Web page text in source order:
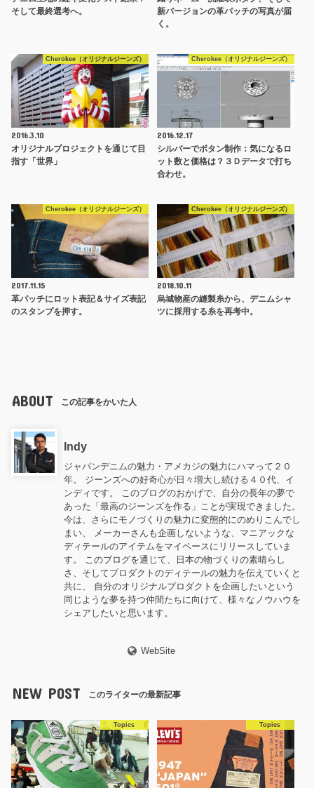
そして最終選考へ。
新バージョンの革パッチの写真が届
く。
Cherokee（オリジナルジーンズ）
2016.3.10
オリジナルプロジェクトを通じて目
指す「世界」
Cherokee（オリジナルジーンズ）
2016.12.17
シルバーでボタン制作：気になるロ
ット数と価格は？３Ｄデータで打ち
合わせ。
Cherokee（オリジナルジーンズ）
2017.11.15
革パッチにロット表記＆サイズ表記
のスタンプを押す。
Cherokee（オリジナルジーンズ）
2018.10.11
烏城物産の縫製糸から、デニムシャ
ツに採用する糸を再考中。
ABOUT この記事をかいた人
Indy
ジャパンデニムの魅力・アメカジの魅力にハマって２０
年。 ジーンズへの好奇心が日々増大し続ける４０代、イ
ンディです。 このブログのおかげで、自分の長年の夢で
あった「最高のジーンズを作る」ことが実現できました。
今は、さらにモノづくりの魅力に変態的にのめりこんでし
まい、 メーカーさんも企画しないような、マニアックな
ディテールのアイテムをマイペースにリリースしていま
す。 このブログを通じて、日本の物づくりの素晴らし
さ、そしてプロダクトのディテールの魅力を伝えていくと
共に、 自分のオリジナルプロダクトを企画したいという
同じような夢を持つ仲間たちに向けて、様々なノウハウを
シェアしたいと思います。
WebSite
NEW POST このライターの最新記事
Topics Topics